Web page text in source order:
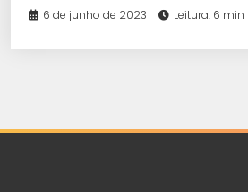
6 de junho de 2023 Leitura: 6 min